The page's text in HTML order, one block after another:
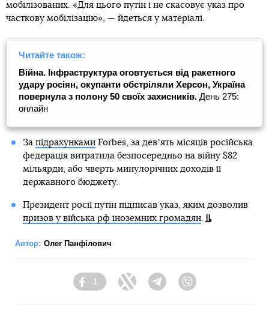
мобілізованих. «Для цього путін і не скасовує указ про
часткову мобілізацію», — йдеться у матеріалі.
Читайте також:
Війна. Інфраструктура оговтується від ракетного
удару росіян, окупанти обстріляли Херсон, Україна
повернула з полону 50 своїх захисників. День 275:
онлайн
За підрахункамиForbes, за девʼять місяців російська
федерація витратила безпосередньо на війну $82
мільярди, або чверть минулорічних доходів її
державного бюджету.
Президент росії путін підписав указ, яким дозволив
призов у війська рф іноземних громадян.
Автор: Олег Панфілович
Facebook
1
Twitter TelegramViber